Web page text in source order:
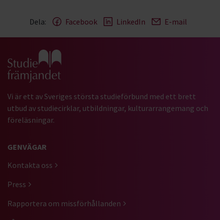
Dela: Facebook LinkedIn E-mail
Gå till studiefrämjandets startsida
Vi är ett av Sveriges största studieförbund med ett brett
utbud av studiecirklar, utbildningar, kulturarrangemang och
föreläsningar.
GENVÄGAR
Kontakta oss
Press
Rapportera om missförhållanden